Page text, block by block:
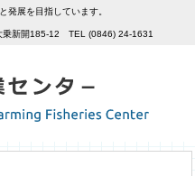
発展を目指しています。
新開185-12 TEL (0846) 24-1631